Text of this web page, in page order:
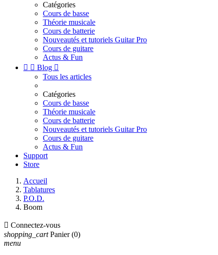
Catégories
Cours de basse
Théorie musicale
Cours de batterie
Nouveautés et tutoriels Guitar Pro
Cours de guitare
Actus & Fun
  Blog 
Tous les articles
Catégories
Cours de basse
Théorie musicale
Cours de batterie
Nouveautés et tutoriels Guitar Pro
Cours de guitare
Actus & Fun
Support
Store
Accueil
Tablatures
P.O.D.
Boom
 Connectez-vous
shopping_cart Panier (0)
menu